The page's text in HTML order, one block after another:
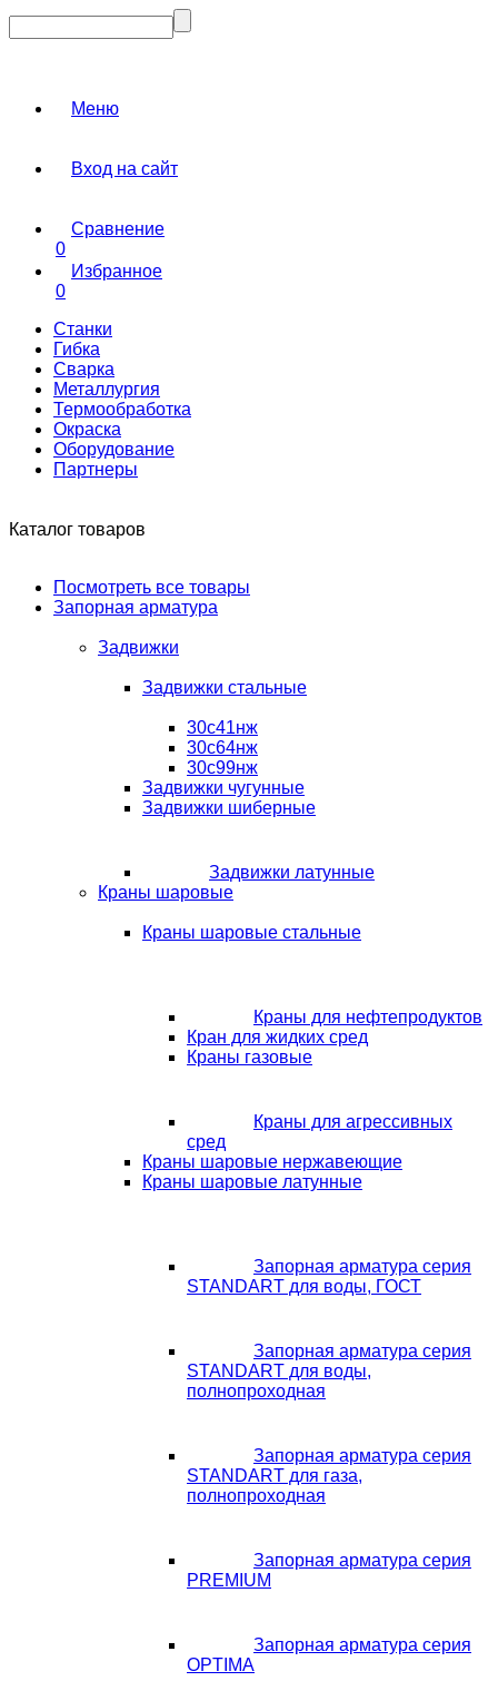
Меню
Вход на сайт
Сравнение
0
Избранное
0
Станки
Гибка
Сварка
Металлургия
Термообработка
Окраска
Оборудование
Партнеры
Каталог товаров
Посмотреть все товары
Запорная арматура
Задвижки
Задвижки стальные
30с41нж
30с64нж
30с99нж
Задвижки чугунные
Задвижки шиберные
Задвижки латунные
Краны шаровые
Краны шаровые стальные
Краны для нефтепродуктов
Кран для жидких сред
Краны газовые
Краны для агрессивных
сред
Краны шаровые нержавеющие
Краны шаровые латунные
Запорная арматура серия
STANDART для воды, ГОСТ
Запорная арматура серия
STANDART для воды,
полнопроходная
Запорная арматура серия
STANDART для газа,
полнопроходная
Запорная арматура серия
PREMIUM
Запорная арматура серия
OPTIMA